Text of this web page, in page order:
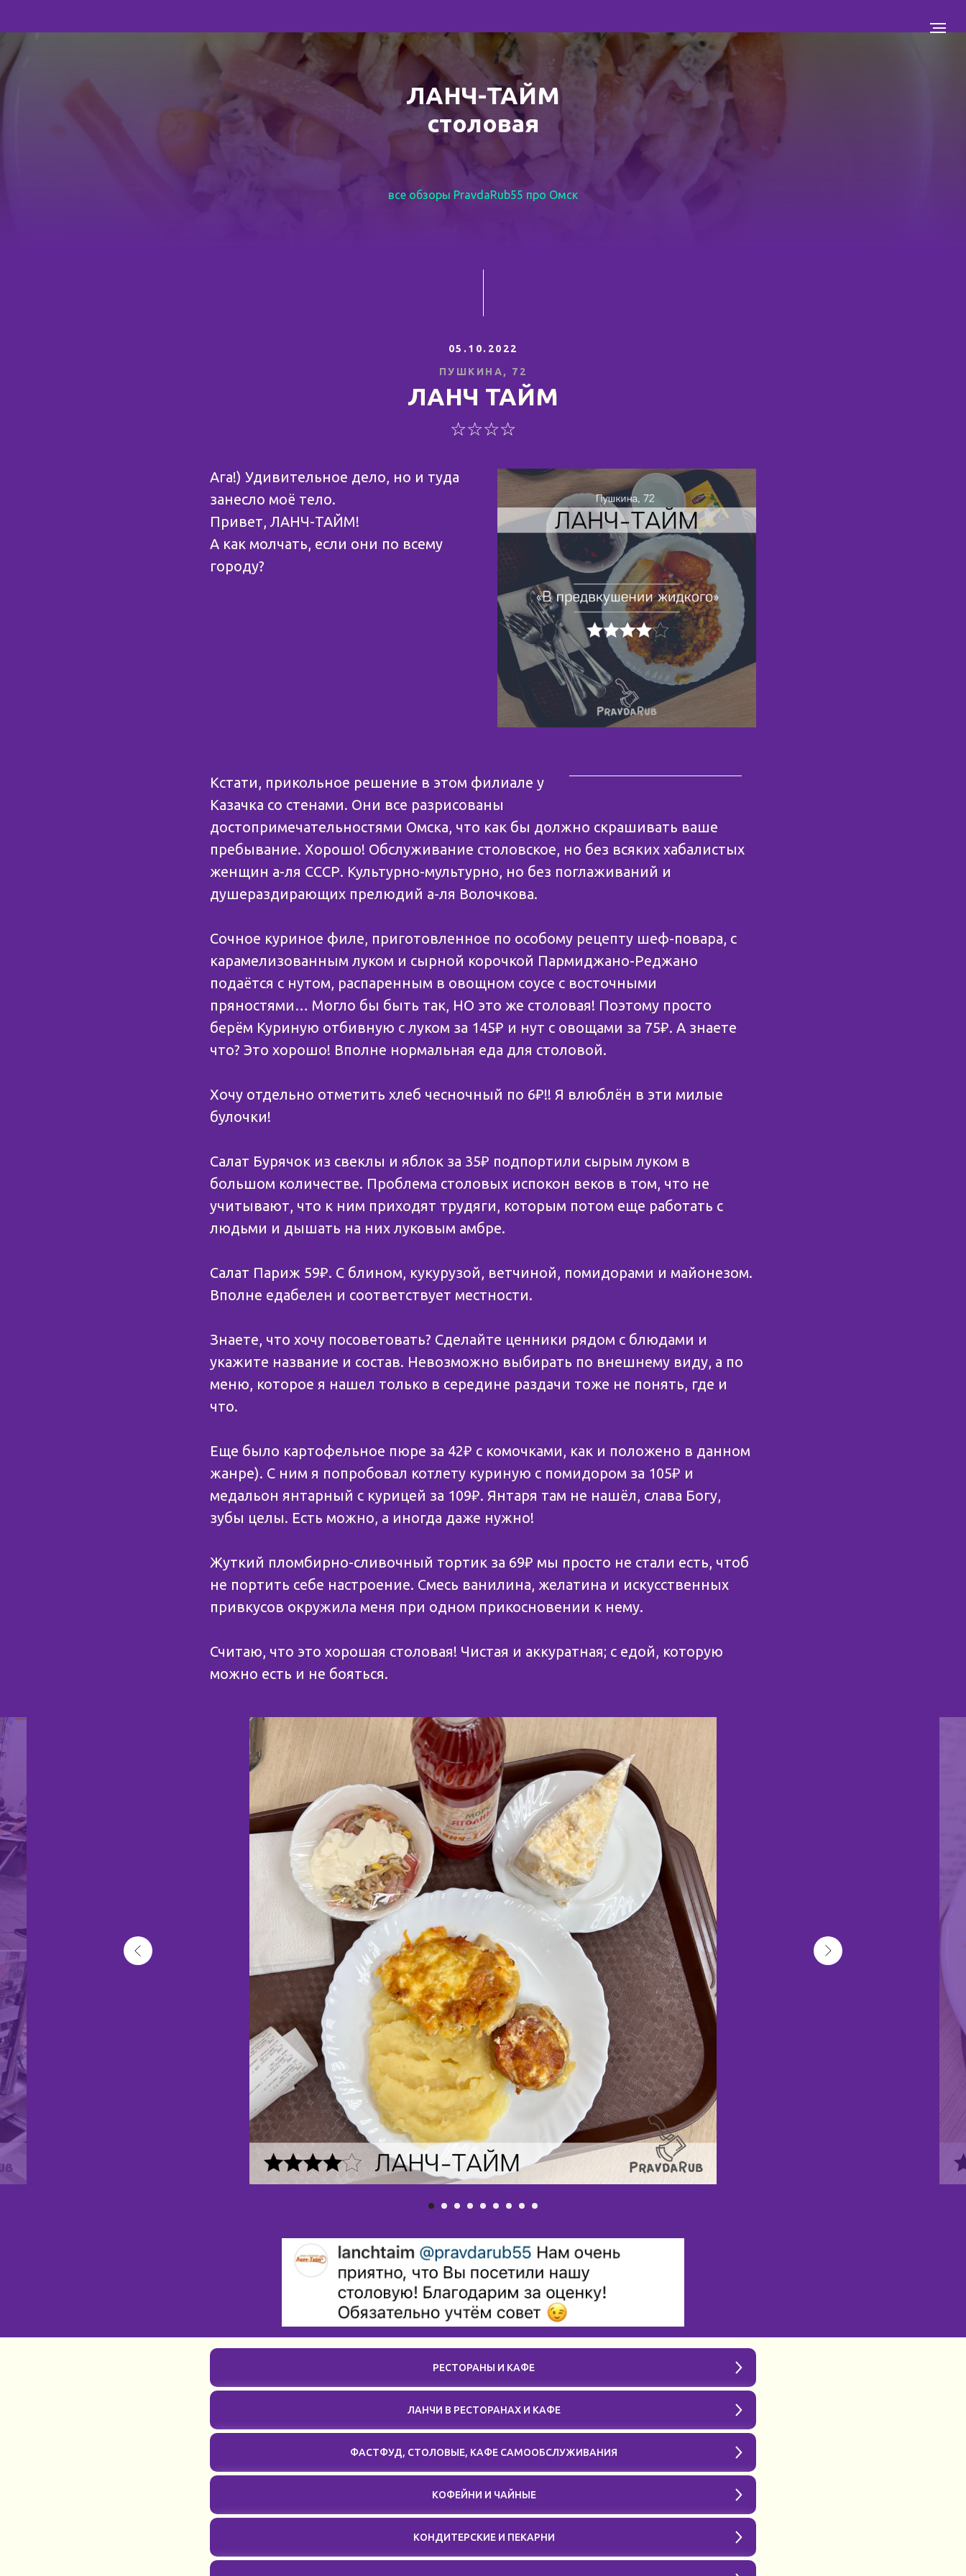
ЛАНЧ-ТАЙМ
столовая
все обзоры PravdaRub55 про Омск
05.10.2022
ПУШКИНА, 72
ЛАНЧ ТАЙМ
☆☆☆☆
Ага!) Удивительное дело, но и туда
занесло моё тело.
Привет, ЛАНЧ-ТАЙМ!
А как молчать, если они по всему
городу?
Кстати, прикольное решение в этом филиале у
Казачка со стенами. Они все разрисованы
достопримечательностями Омска, что как бы должно скрашивать ваше
пребывание. Хорошо! Обслуживание столовское, но без всяких хабалистых
женщин а-ля СССР. Культурно-мультурно, но без поглаживаний и
душераздирающих прелюдий а-ля Волочкова.
Сочное куриное филе, приготовленное по особому рецепту шеф-повара, с
карамелизованным луком и сырной корочкой Пармиджано-Реджано
подаётся с нутом, распаренным в овощном соусе с восточными
пряностями… Могло бы быть так, НО это же столовая! Поэтому просто
берём Куриную отбивную с луком за 145₽ и нут с овощами за 75₽. А знаете
что? Это хорошо! Вполне нормальная еда для столовой.
Хочу отдельно отметить хлеб чесночный по 6₽!! Я влюблён в эти милые
булочки!
Салат Бурячок из свеклы и яблок за 35₽ подпортили сырым луком в
большом количестве. Проблема столовых испокон веков в том, что не
учитывают, что к ним приходят трудяги, которым потом еще работать с
людьми и дышать на них луковым амбре.
Салат Париж 59₽. С блином, кукурузой, ветчиной, помидорами и майонезом.
Вполне едабелен и соответствует местности.
Знаете, что хочу посоветовать? Сделайте ценники рядом с блюдами и
укажите название и состав. Невозможно выбирать по внешнему виду, а по
меню, которое я нашел только в середине раздачи тоже не понять, где и
что.
Еще было картофельное пюре за 42₽ с комочками, как и положено в данном
жанре). С ним я попробовал котлету куриную с помидором за 105₽ и
медальон янтарный с курицей за 109₽. Янтаря там не нашёл, слава Богу,
зубы целы. Есть можно, а иногда даже нужно!
Жуткий пломбирно-сливочный тортик за 69₽ мы просто не стали есть, чтоб
не портить себе настроение. Смесь ванилина, желатина и искусственных
привкусов окружила меня при одном прикосновении к нему.
Считаю, что это хорошая столовая! Чистая и аккуратная; с едой, которую
можно есть и не бояться.
РЕСТОРАНЫ И КАФЕ
ЛАНЧИ В РЕСТОРАНАХ И КАФЕ
ФАСТФУД, СТОЛОВЫЕ, КАФЕ САМООБСЛУЖИВАНИЯ
КОФЕЙНИ И ЧАЙНЫЕ
КОНДИТЕРСКИЕ И ПЕКАРНИ